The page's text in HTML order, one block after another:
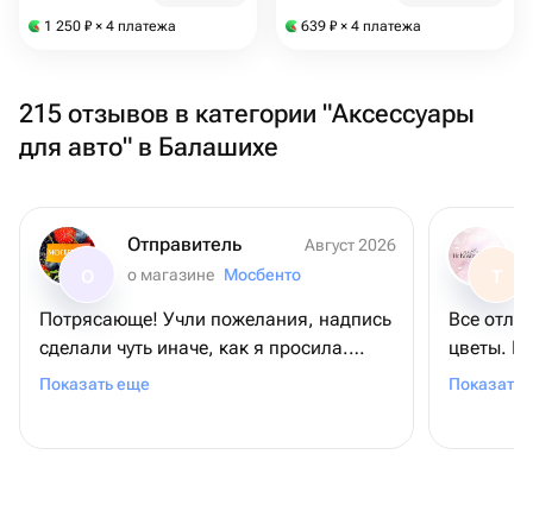
1 250 ₽ × 4 платежа 639 ₽ × 4 платежа
215 отзывов в категории "Аксессуары
для авто" в Балашихе
Отправитель
Август 2026
о магазине Мосбенто
Потрясающе! Учли пожелания, надпись
сделали чуть иначе, как я просила.
Учитывая что заказывала ночью, а
Показать еще
Т
Все
цветы.
Показать